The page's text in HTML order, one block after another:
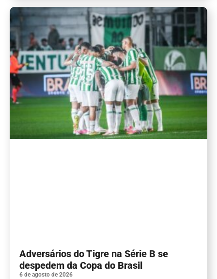
Adversários do Tigre na Série B se
despedem da Copa do Brasil
6 de agosto de 2026